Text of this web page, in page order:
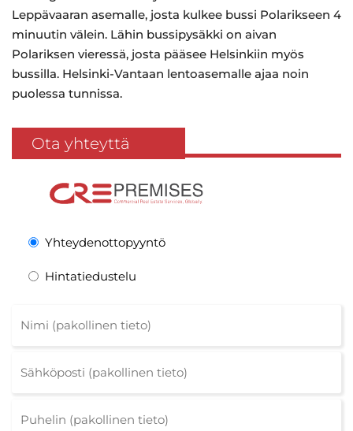
Leppävaaran asemalle, josta kulkee bussi Polarikseen 4
minuutin välein. Lähin bussipysäkki on aivan
Polariksen vieressä, josta pääsee Helsinkiin myös
bussilla. Helsinki-Vantaan lentoasemalle ajaa noin
puolessa tunnissa.
Ota yhteyttä
Yhteydenottopyyntö
Hintatiedustelu